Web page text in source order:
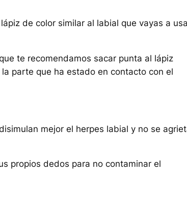
de color similar al labial que vayas a
te recomendamos sacar punta al lápiz
parte que ha estado en contacto con el
mejor el herpes labial y no se
propios dedos para no contaminar el